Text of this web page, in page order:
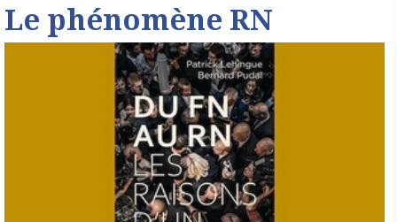
Le phénomène RN